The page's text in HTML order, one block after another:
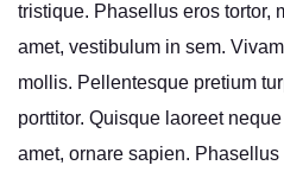
tristique. Phasellus eros tortor,
amet, vestibulum in sem.
mollis. Pellentesque pretium
porttitor. Quisque laoreet
amet, ornare sapien.